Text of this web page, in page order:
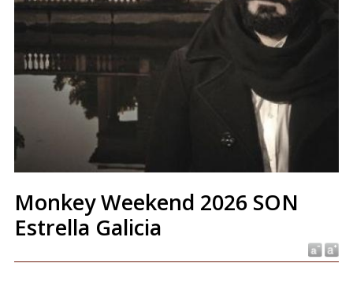
Monkey Weekend 2026 SON
Estrella Galicia